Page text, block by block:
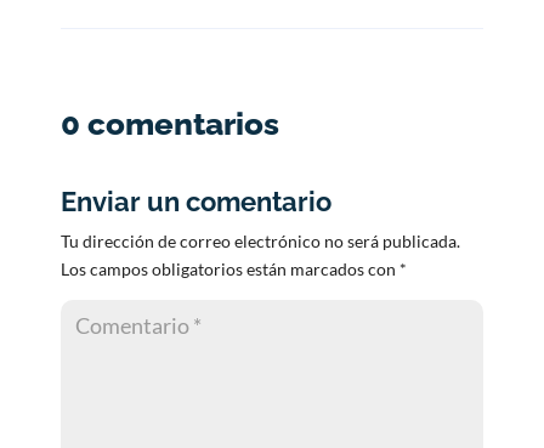
0 comentarios
Enviar un comentario
Tu dirección de correo electrónico no será publicada.
Los campos obligatorios están marcados con *